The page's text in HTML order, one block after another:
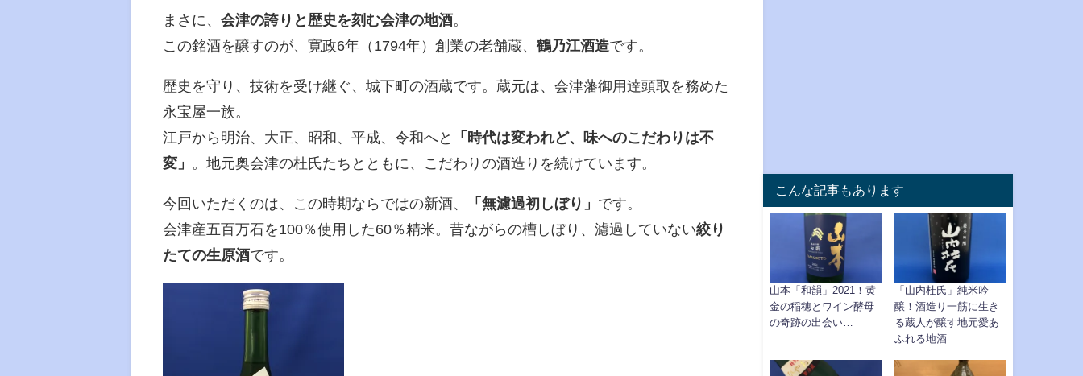
まさに、会津の誇りと歴史を刻む会津の地酒。
この銘酒を醸すのが、寛政6年（1794年）創業の老舗蔵、鶴乃江酒造です。
歴史を守り、技術を受け継ぐ、城下町の酒蔵です。蔵元は、会津藩御用達頭取を務めた
永宝屋一族。
江戸から明治、大正、昭和、平成、令和へと
「時代は変われど、味へのこだわりは不
変」 。地元奥会津の杜氏たちとともに、こだわりの酒造りを続けています。
今回いただくのは、この時期ならではの新酒、 「無濾過初しぼり」 です。
会津産五百万石を100％使用した60％精米。昔ながらの槽しぼり、濾過していない絞り
たての生原酒です。
こんな記事もあります
山本「和韻」2021！黄
金の稲穂とワイン酵母
の奇跡の出会い…
「山内杜氏」純米吟
醸！酒造り一筋に生き
る蔵人が醸す地元愛あ
ふれる地酒